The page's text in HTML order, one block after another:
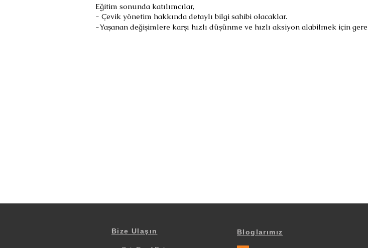
Eğitim sonunda katılımcılar,
- Çevik yönetim hakkında detaylı bilgi sahibi olacaklar.
-Yaşanan değişimlere karşı hızlı düşünme ve hızlı aksiyon alabilmek için
Bize Ulaşın Bloglarımız